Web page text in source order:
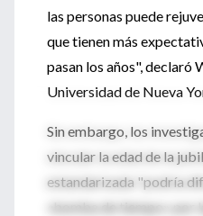
las personas puede
que tienen más
pasan los años", declaró
Universidad de Nueva
Sin embargo, los
vincular la edad de la
estandarizada "podría
«bomba de tiempo» por